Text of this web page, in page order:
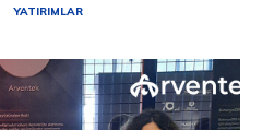
YATIRIMLAR